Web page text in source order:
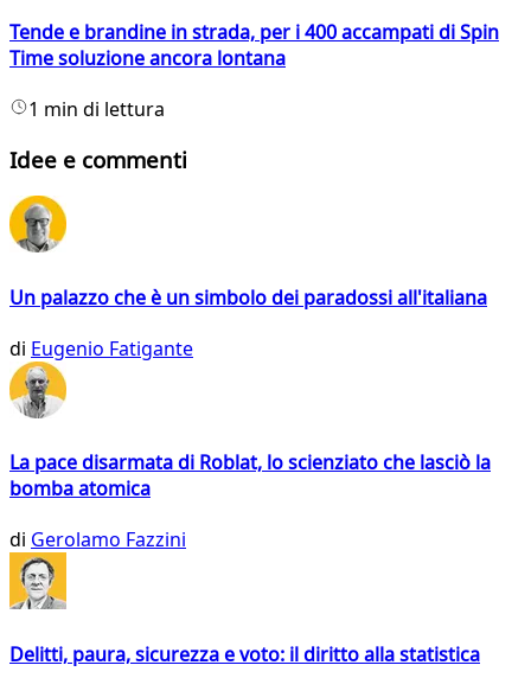
Tende e brandine in strada, per i 400 accampati di Spin
Time soluzione ancora lontana
1 min di lettura
Idee e commenti
Un palazzo che è un simbolo dei paradossi all'italiana
di Eugenio Fatigante
La pace disarmata di Roblat, lo scienziato che lasciò la
bomba atomica
di Gerolamo Fazzini
Delitti, paura, sicurezza e voto: il diritto alla statistica